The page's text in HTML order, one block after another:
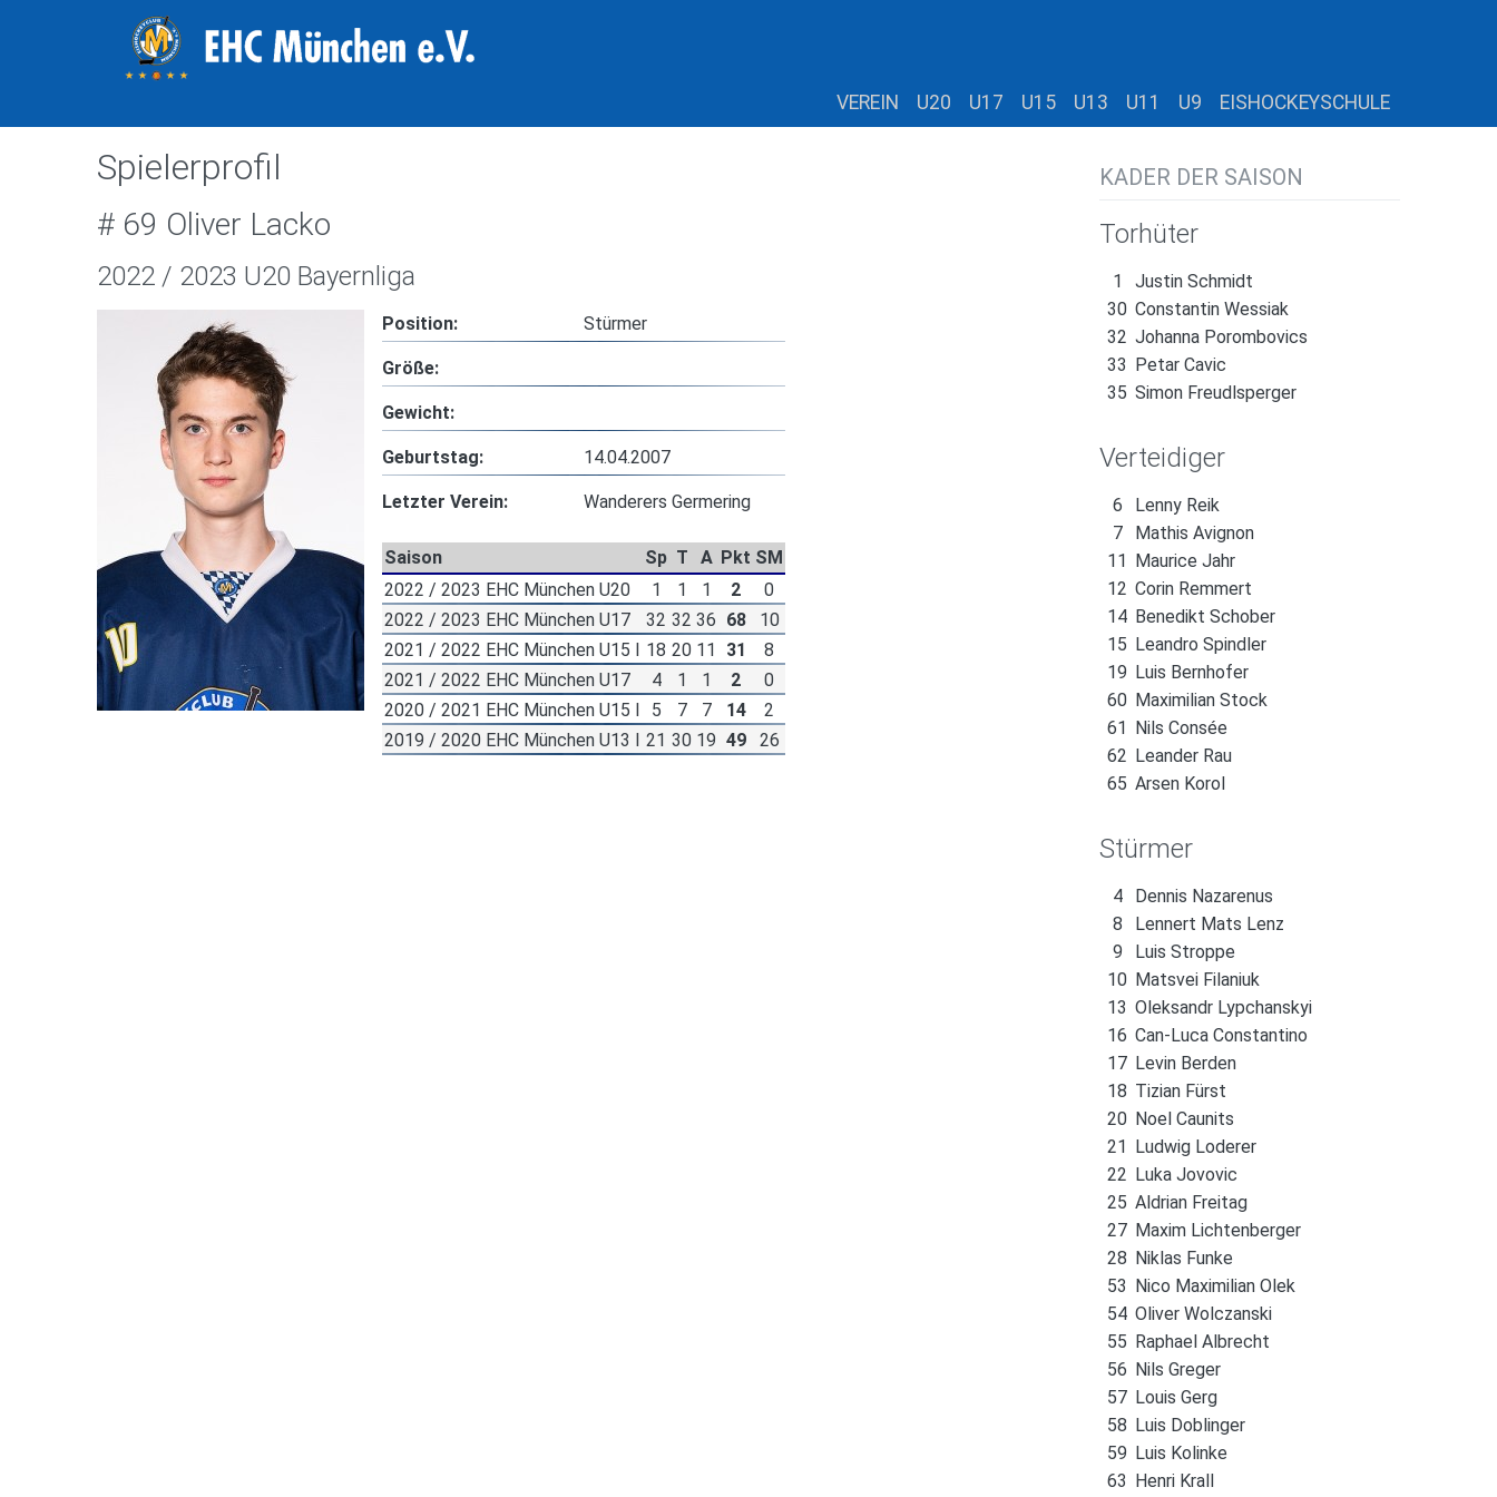
VEREIN U20 U17 U15 U13 U11 U9 EISHOCKEYSCHULE
Spielerprofil
# 69 Oliver Lacko
2022 / 2023 U20 Bayernliga
Position: Stürmer
Größe:
Gewicht:
Geburtstag: 14.04.2007
Letzter Verein: Wanderers Germering
Saison Sp T A Pkt SM
2022 / 2023 EHC München U20
1 1 1 2
0
2022 / 2023 EHC München U17
32 32 36 68
10
2021 / 2022 EHC München U15 I 18 20 11 31
8
2021 / 2022 EHC München U17
4 1 1 2
0
2020 / 2021 EHC München U15 I
5 7 7 14
2
2019 / 2020 EHC München U13 I 21 30 19 49 26
KADER DER SAISON
Torhüter
1
Justin Schmidt
30 Constantin Wessiak
32 Johanna Porombovics
33 Petar Cavic
35 Simon Freudlsperger
Verteidiger
6
Lenny Reik
7
Mathis Avignon
11 Maurice Jahr
12 Corin Remmert
14 Benedikt Schober
15 Leandro Spindler
19 Luis Bernhofer
60 Maximilian Stock
61 Nils Consée
62 Leander Rau
65 Arsen Korol
Stürmer
4
Dennis Nazarenus
8
Lennert Mats Lenz
9
Luis Stroppe
10 Matsvei Filaniuk
13 Oleksandr Lypchanskyi
16 Can-Luca Constantino
17 Levin Berden
18 Tizian Fürst
20 Noel Caunits
21 Ludwig Loderer
22 Luka Jovovic
25 Aldrian Freitag
27 Maxim Lichtenberger
28 Niklas Funke
53 Nico Maximilian Olek
54 Oliver Wolczanski
55 Raphael Albrecht
56 Nils Greger
57 Louis Gerg
58 Luis Doblinger
59 Luis Kolinke
63 Henri Krall